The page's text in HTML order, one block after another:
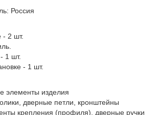
Россия
- 2 шт.
1 шт.
- 1 шт.
элементы изделия
дверные петли, кронштейны
крепления (профиля), дверные ручки